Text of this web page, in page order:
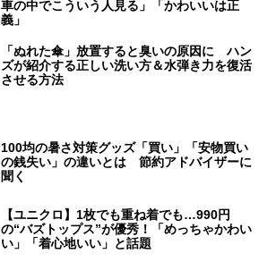
車の中でこういう人見る」「かわいいは正
義」
「ぬれた傘」放置すると臭いの原因に ハン
ズが紹介する正しい洗い方＆水弾き力を復活
させる方法
100均の暑さ対策グッズ「買い」「安物買い
の銭失い」の違いとは 節約アドバイザーに
聞く
【ユニクロ】1枚でも重ね着でも…990円
の“バズトップス”が優秀！「めっちゃかわい
い」「着心地いい」と話題